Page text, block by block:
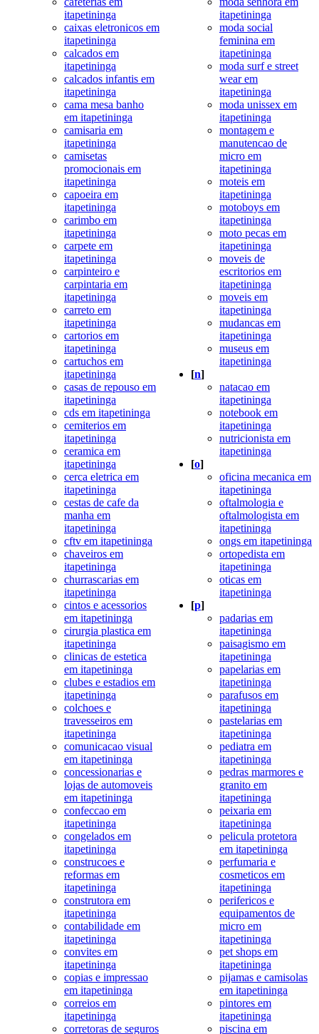
itapetininga
caixas eletronicos em
itapetininga
calcados em
itapetininga
calcados infantis em
itapetininga
cama mesa banho
em itapetininga
camisaria em
itapetininga
camisetas
promocionais em
itapetininga
capoeira em
itapetininga
carimbo em
itapetininga
carpete em
itapetininga
carpinteiro e
carpintaria em
itapetininga
carreto em
itapetininga
cartorios em
itapetininga
cartuchos em
itapetininga
casas de repouso em
itapetininga
cds em itapetininga
cemiterios em
itapetininga
ceramica em
itapetininga
cerca eletrica em
itapetininga
cestas de cafe da
manha em
itapetininga
cftv em itapetininga
chaveiros em
itapetininga
churrascarias em
itapetininga
cintos e acessorios
em itapetininga
cirurgia plastica em
itapetininga
clinicas de estetica
em itapetininga
clubes e estadios em
itapetininga
colchoes e
travesseiros em
itapetininga
comunicacao visual
em itapetininga
concessionarias e
lojas de automoveis
em itapetininga
confeccao em
itapetininga
congelados em
itapetininga
construcoes e
reformas em
itapetininga
construtora em
itapetininga
contabilidade em
itapetininga
convites em
itapetininga
copias e impressao
em itapetininga
correios em
itapetininga
corretoras de seguros
itapetininga
moda social
feminina em
itapetininga
moda surf e street
wear em
itapetininga
moda unissex em
itapetininga
montagem e
manutencao de
micro em
itapetininga
moteis em
itapetininga
motoboys em
itapetininga
moto pecas em
itapetininga
moveis de
escritorios em
itapetininga
moveis em
itapetininga
mudancas em
itapetininga
museus em
itapetininga
[n]
natacao em
itapetininga
notebook em
itapetininga
nutricionista em
itapetininga
[o]
oficina mecanica em
itapetininga
oftalmologia e
oftalmologista em
itapetininga
ongs em itapetininga
ortopedista em
itapetininga
oticas em
itapetininga
[p]
padarias em
itapetininga
paisagismo em
itapetininga
papelarias em
itapetininga
parafusos em
itapetininga
pastelarias em
itapetininga
pediatra em
itapetininga
pedras marmores e
granito em
itapetininga
peixaria em
itapetininga
pelicula protetora
em itapetininga
perfumaria e
cosmeticos em
itapetininga
perifericos e
equipamentos de
micro em
itapetininga
pet shops em
itapetininga
pijamas e camisolas
em itapetininga
pintores em
itapetininga
piscina em